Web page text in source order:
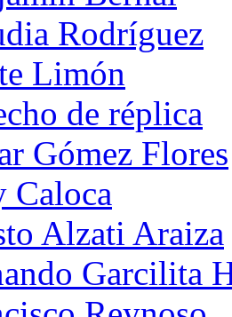
Rodríguez
Limón
de réplica
Gómez Flores
Caloca
Alzati Araiza
Garcilita